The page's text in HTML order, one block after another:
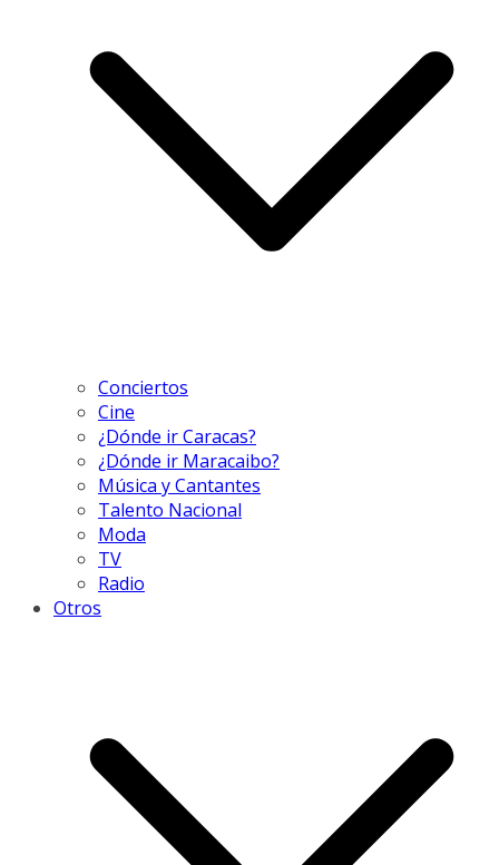
Conciertos
Cine
¿Dónde ir Caracas?
¿Dónde ir Maracaibo?
Música y Cantantes
Talento Nacional
Moda
TV
Radio
Otros